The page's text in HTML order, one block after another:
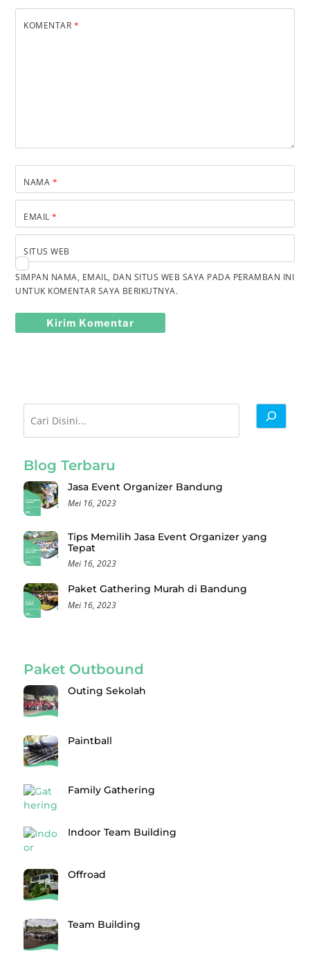
KOMENTAR *
NAMA *
EMAIL*
SITUS WEB
SIMPAN NAMA, EMAIL, DAN SITUS WEB SAYA PADA PERAMBAN INI
UNTUK KOMENTAR SAYA BERIKUTNYA.
Cari
Blog Terbaru
Jasa Event Organizer Bandung
Mei 16, 2023
Tips Memilih Jasa Event Organizer yang
Tepat
Mei 16, 2023
Paket Gathering Murah di Bandung
Mei 16, 2023
Paket Outbound
Outing Sekolah
Paintball
Family Gathering
Indoor Team Building
Offroad
Team Building